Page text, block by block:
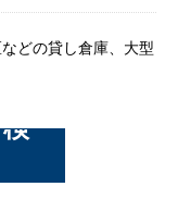
どの貸し倉庫、大型